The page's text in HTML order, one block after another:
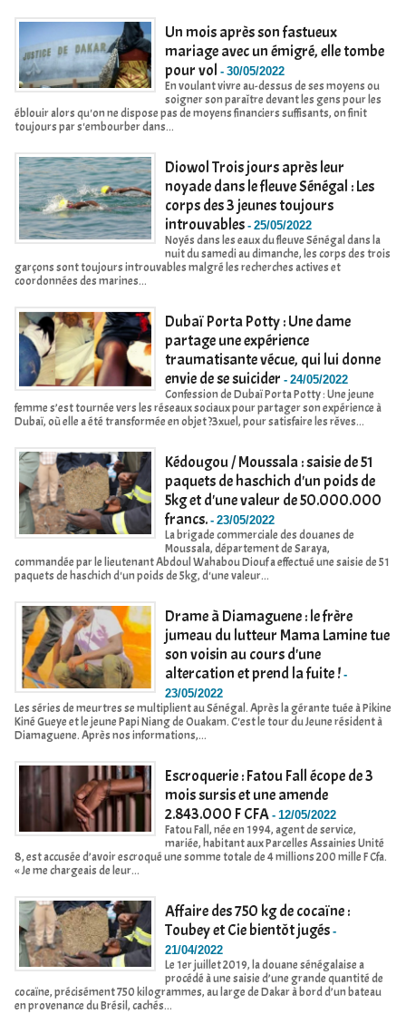
Un mois après son fastueux
mariage avec un émigré, elle tombe
pour vol - 30/05/2022
En voulant vivre au-dessus de ses moyens ou
soigner son paraître devant les gens pour les
éblouir alors qu'on ne dispose pas de moyens financiers suffisants, on finit
toujours par s'embourber dans...
Diowol Trois jours après leur
noyade dans le fleuve Sénégal : Les
corps des 3 jeunes toujours
introuvables - 25/05/2022
Noyés dans les eaux du fleuve Sénégal dans la
nuit du samedi au dimanche, les corps des trois
garçons sont toujours introuvables malgré les recherches actives et
coordonnées des marines...
Dubaï Porta Potty : Une dame
partage une expérience
traumatisante vécue, qui lui donne
envie de se suicider - 24/05/2022
Confession de Dubaï Porta Potty : Une jeune
femme s’est tournée vers les réseaux sociaux pour partager son expérience à
Dubaï, où elle a été transformée en objet ?3xuel, pour satisfaire les rêves...
Kédougou / Moussala : saisie de 51
paquets de haschich d'un poids de
5kg et d'une valeur de 50.000.000
francs. - 23/05/2022
La brigade commerciale des douanes de
Moussala, département de Saraya,
commandée par le lieutenant Abdoul Wahabou Diouf a effectué une saisie de 51
paquets de haschich d'un poids de 5kg, d'une valeur...
Drame à Diamaguene : le frère
jumeau du lutteur Mama Lamine tue
son voisin au cours d'une
altercation et prend la fuite ! -
23/05/2022
Les séries de meurtres se multiplient au Sénégal. Après la gérante tuée à Pikine
Kiné Gueye et le jeune Papi Niang de Ouakam. C'est le tour du Jeune résident à
Diamaguene. Après nos informations,...
Escroquerie : Fatou Fall écope de 3
mois sursis et une amende
2.843.000 F CFA - 12/05/2022
Fatou Fall, née en 1994, agent de service,
mariée, habitant aux Parcelles Assainies Unité
8, est accusée d’avoir escroqué une somme totale de 4 millions 200 mille F Cfa.
« Je me chargeais de leur...
Affaire des 750 kg de cocaïne :
Toubey et Cie bientôt jugés -
21/04/2022
Le 1er juillet 2019, la douane sénégalaise a
procédé à une saisie d’une grande quantité de
cocaïne, précisément 750 kilogrammes, au large de Dakar à bord d’un bateau
en provenance du Brésil, cachés...